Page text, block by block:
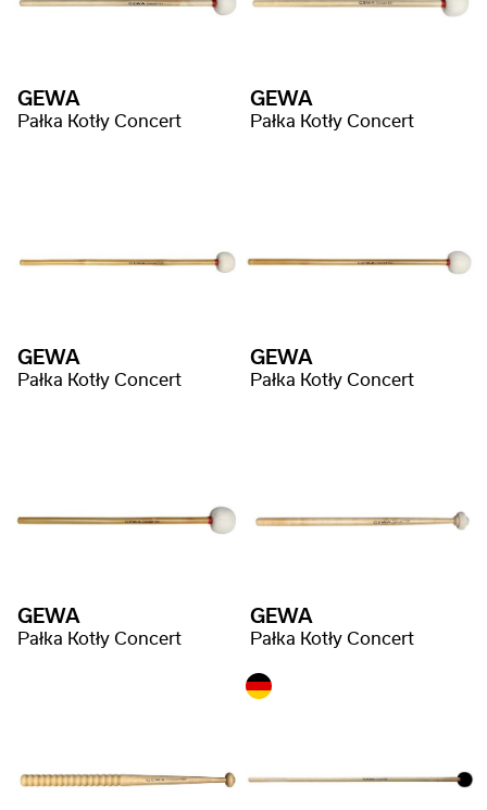
GEWA
Pałka Kotły Concert
GEWA
Pałka Kotły Concert
GEWA
Pałka Kotły Concert
GEWA
Pałka Kotły Concert
GEWA
Pałka Kotły Concert
GEWA
Pałka Kotły Concert